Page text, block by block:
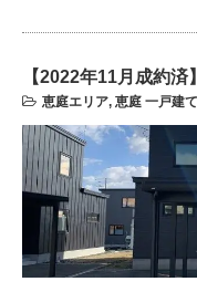
【2022年11月成約
恵庭エリア, 恵庭 一戸建て